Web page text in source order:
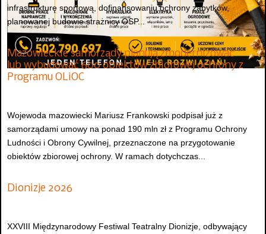
infrastrukturę sportową, dofinansowaniu ochrony zabytków,
planowanej budowie strażnicy OSP...
Mazowieckie samorządy planują zmodernizować
lub wybudować 600 obiektów zbiorowej ochrony z
Programu OLiOC
Wojewoda mazowiecki Mariusz Frankowski podpisał już z
samorządami umowy na ponad 190 mln zł z Programu Ochrony
Ludności i Obrony Cywilnej, przeznaczone na przygotowanie
obiektów zbiorowej ochrony. W ramach dotychczas...
Dionizje 2026
XXVIII Międzynarodowy Festiwal Teatralny Dionizje, odbywający